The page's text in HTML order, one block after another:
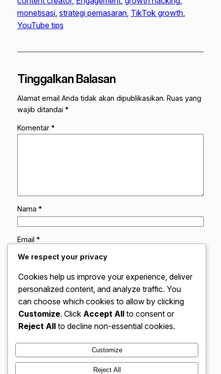
monetisasi, strategi pemasaran, TikTok growth
YouTube tips
Tinggalkan Balasan
Alamat email Anda tidak akan dipublikasikan. Ruas yang
wajib ditandai *
Komentar *
Nama *
Email *
Simpan nama, email, dan situs web saya pada
peramban ini untuk komentar saya berikutnya.
We respect your privacy
Cookies help us improve your experience, deliver
personalized content, and analyze traffic. You
can choose which cookies to allow by clicking
Customize. Click Accept All to consent or
Reject All to decline non-essential cookies.
Customize
Reject All